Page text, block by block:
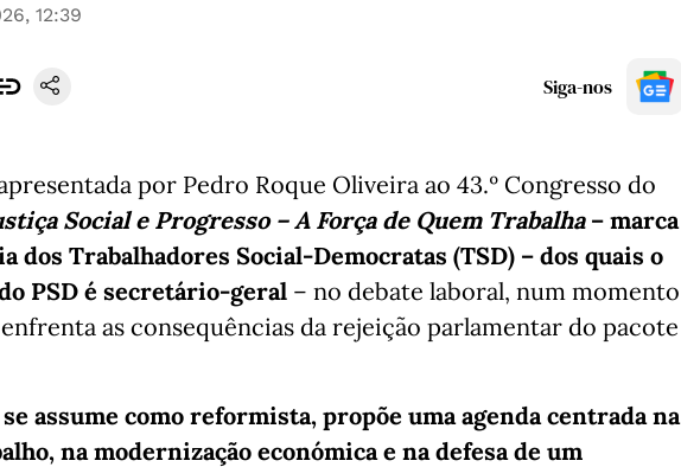
12:39
Siga-nos
por Pedro Roque Oliveira ao 43.º Congresso do
Social e Progresso – A Força de Quem Trabalha– marca
dos Trabalhadores Social‑Democratas (TSD) – dos quais o
PSD é secretário-geral – no debate laboral, num momento
as consequências da rejeição parlamentar do pacote
assume como reformista, propõe uma agenda centrada na
na modernização económica e na defesa de um